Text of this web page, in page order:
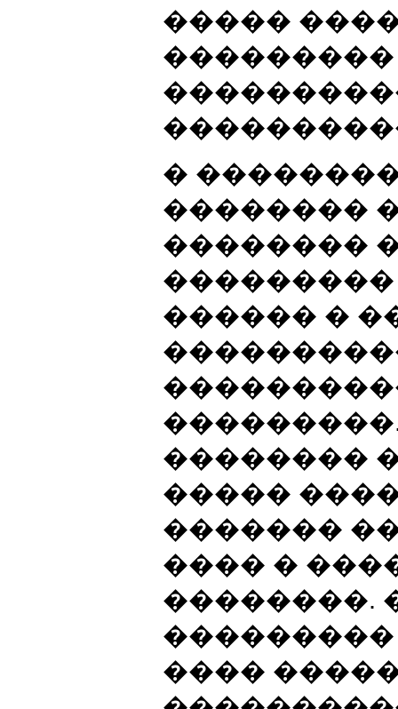
�����
�
��������
��������
���������
������ �
��������
�����
�������
���� �
��������.
���������
����